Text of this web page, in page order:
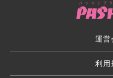
運営
利用